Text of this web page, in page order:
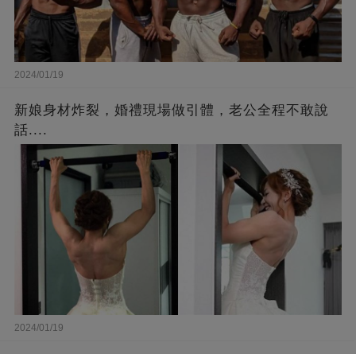
2024/01/19
新娘身材炸裂，婚禮現場做引體，老公全程不敢說
話....
2024/01/19